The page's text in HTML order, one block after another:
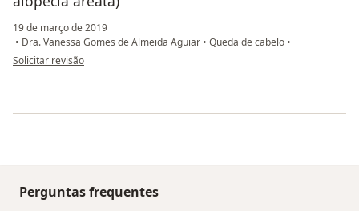
19 de março de 2019
• Dra. Vanessa Gomes de Almeida Aguiar • Queda de cabelo •
na opinião do utilizador Sua conta foi excluída
Solicitar revisão
Perguntas frequentes